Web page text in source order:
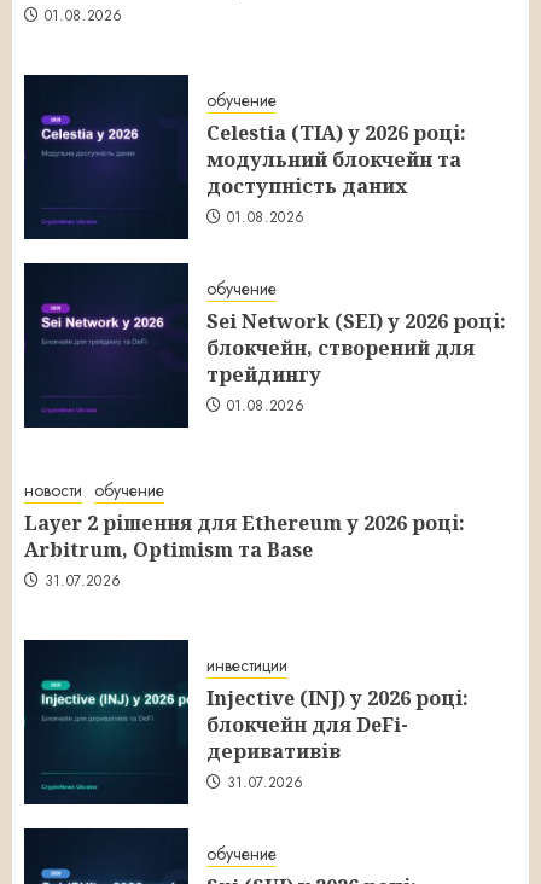
01.08.2026
обучение
Celestia (TIA) у 2026 році:
модульний блокчейн та
доступність даних
01.08.2026
обучение
Sei Network (SEI) у 2026 році:
блокчейн, створений для
трейдингу
01.08.2026
новости обучение
Layer 2 рішення для Ethereum у 2026 році:
Arbitrum, Optimism та Base
31.07.2026
инвестиции
Injective (INJ) у 2026 році:
блокчейн для DeFi-
деривативів
31.07.2026
обучение